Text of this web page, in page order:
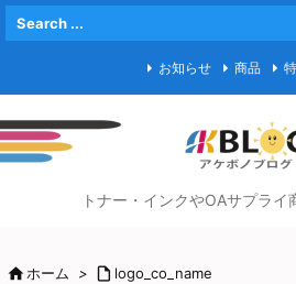
お知らせ 商品
トナー・インクやOAサプラ
ホーム >  logo_co_name